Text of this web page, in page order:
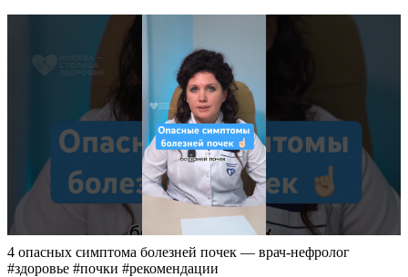
4 опасных симптома болезней почек — врач-нефролог
#здоровье #почки #рекомендации